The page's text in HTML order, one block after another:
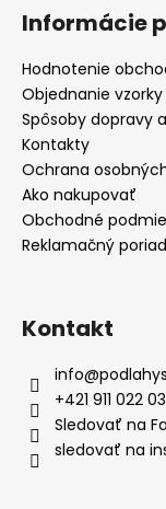
Informácie
Hodnotenie
Objednanie vzorky
Spôsoby dopravy
Kontakty
Ochrana
Ako nakupovať
Obchodné
Reklamačný
Kontakt
info@
+421 911 022
Sledovať na
sledovať na